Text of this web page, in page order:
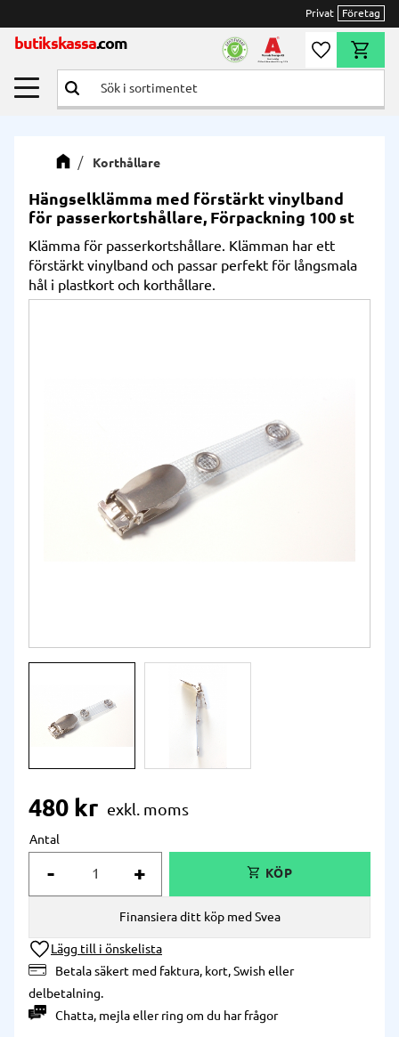
Meny
Privat Företag
butikskassa.com Önskelista
Korthållare
Hängselklämma med förstärkt vinylband
för passerkortshållare, Förpackning 100 st
Klämma för passerkortshållare. Klämman har ett
förstärkt vinylband och passar perfekt för långsmala
hål i plastkort och korthållare.
480 kr
Antal
+
-
Lägg till i önskelista
Betala säkert med faktura, kort, Swish eller
delbetalning.
Chatta, mejlaellerring om du har frågor
Finansiera ditt köp med Svea